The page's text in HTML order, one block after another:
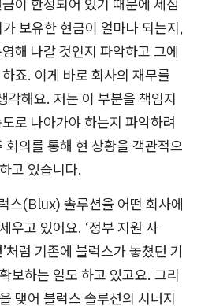
이 한정되어 있기 때문에 세심
보유한 현금이 얼마나 되는지,
해 나갈 것인지 파악하고 그에
죠. 이게 바로 회사의 재무를
각해요. 저는 이 부분을 책임지
로 나아가야 하는지 파악하려
의를 통해 현 상황을 객관적으
고 있습니다.
스(Blux) 솔루션을 어떤 회사에
우고 있어요. ‘정부 지원 사
처럼 기존에 블럭스가 놓쳤던 기
보하는 일도 하고 있고요. 그리
맺어 블럭스 솔루션의 시너지